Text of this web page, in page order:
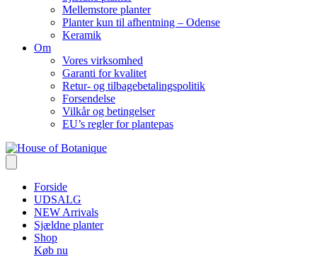
Mellemstore planter
Planter kun til afhentning – Odense
Keramik
Om
Vores virksomhed
Garanti for kvalitet
Retur- og tilbagebetalingspolitik
Forsendelse
Vilkår og betingelser
EU’s regler for plantepas
Forside
UDSALG
NEW Arrivals
Sjældne planter
Shop
Køb nu